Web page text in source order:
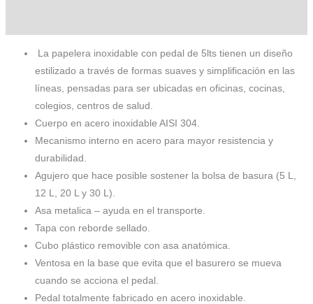
La papelera inoxidable con pedal de 5lts tienen un diseño
estilizado a través de formas suaves y simplificación en las
líneas, pensadas para ser ubicadas en oficinas, cocinas,
colegios, centros de salud.
Cuerpo en acero inoxidable AISI 304.
Mecanismo interno en acero para mayor resistencia y
durabilidad.
Agujero que hace posible sostener la bolsa de basura (5 L,
12 L, 20 L y 30 L).
Asa metalica – ayuda en el transporte.
Tapa con reborde sellado.
Cubo plástico removible con asa anatómica.
Ventosa en la base que evita que el basurero se mueva
cuando se acciona el pedal.
Pedal totalmente fabricado en acero inoxidable.